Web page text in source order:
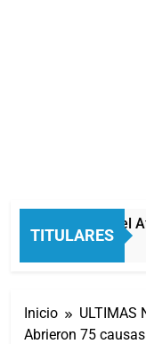
TITULARES
La noche del
11 Horas Atrás
Inicio
ULTIMAS
Abrieron 75